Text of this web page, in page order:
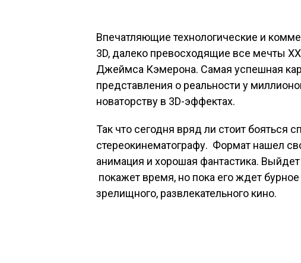
Впечатляющие технологические и
3D, далеко превосходящие все мечты
Джеймса Кэмерона. Самая успешная
представления о реальности у
новаторству в 3D-эффектах.
Так что сегодня вряд ли стоит бояться
стереокинематографу. Формат нашел
анимация и хорошая фантастика.
покажет время, но пока его ждет
зрелищного, развлекательного кино.